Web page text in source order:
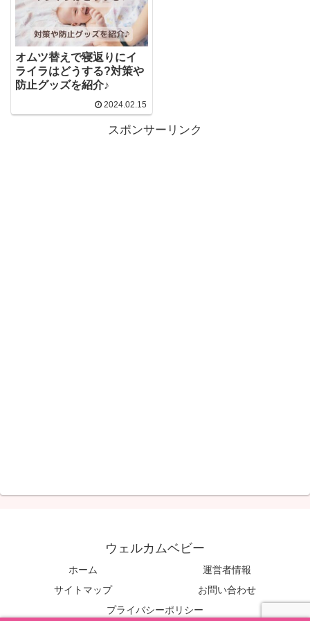
オムツ替えで寝返りにイ
ライラはどうする?対策や
防止グッズを紹介♪
2024.02.15
スポンサーリンク
ウェルカムベビー
ホーム
運営者情報
サイトマップ
お問い合わせ
プライバシーポリシー